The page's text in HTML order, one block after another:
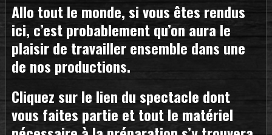
Allo tout le monde, si vous êtes rendus
ici, c’est probablement qu’on aura le
plaisir de travailler ensemble dans une
de nos productions.
Cliquez sur le lien du spectacle dont
vous faites partie et tout le matériel